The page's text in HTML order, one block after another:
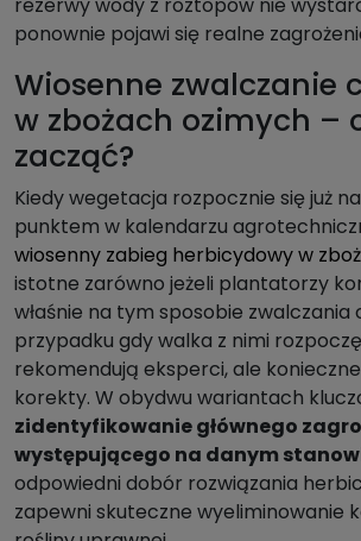
ponownie pojawi się realne
Wiosenne zwalczanie
w zbożach ozimych –
zacząć?
Kiedy wegetacja rozpocznie się już
punktem w kalendarzu
wiosenny zabieg herbicydowy w
istotne zarówno jeżeli plantatorzy
właśnie na tym sposobie zwalczania
przypadku gdy walka z nimi
rekomendują eksperci, ale
korekty. W obydwu wariantach
zidentyfikowanie głównego
występującego na danym
odpowiedni dobór rozwiązania
zapewni skuteczne wyeliminowanie